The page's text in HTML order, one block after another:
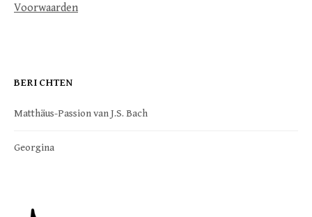
Voorwaarden
BERICHTEN
Matthäus-Passion van J.S. Bach
Georgina